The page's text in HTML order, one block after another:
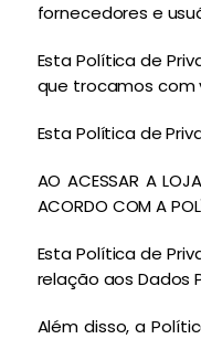
fornecedores e
Esta Política de
que trocamos com
Esta Política de
AO ACESSAR A
ACORDO COM A
Esta Política de
relação aos Dados
Além disso, a